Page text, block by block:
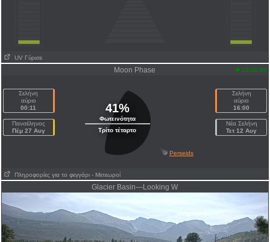
UV Γύρισε
Moon Phase 15:41:50
Σελήνη
αύριο
00:11
Πανσέληνος
Πέμ 27 Αυγ
41%
Φωτεινότητα
Τρίτο τέταρτο
Σελήνη
αύριο
16:00
Νέα Σελήνη
Τετ 12 Αυγ
Perseids
Πληροφορίες για το φεγγάρι - Μετεωροί
Glacier Basin—Looking W